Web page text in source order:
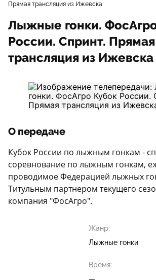
Прямая трансляция из Ижевска
Лыжные гонки.
России. Спринт. Прямая
трансляция из Ижевска
О передаче
Кубок России по лыжным гонкам -
соревнование по лыжным гонкам,
проводимое Федерацией лыжных
Титульным партнером текущего
компания "ФосАгро".
Жанр:
Лыжные гонки
Время: